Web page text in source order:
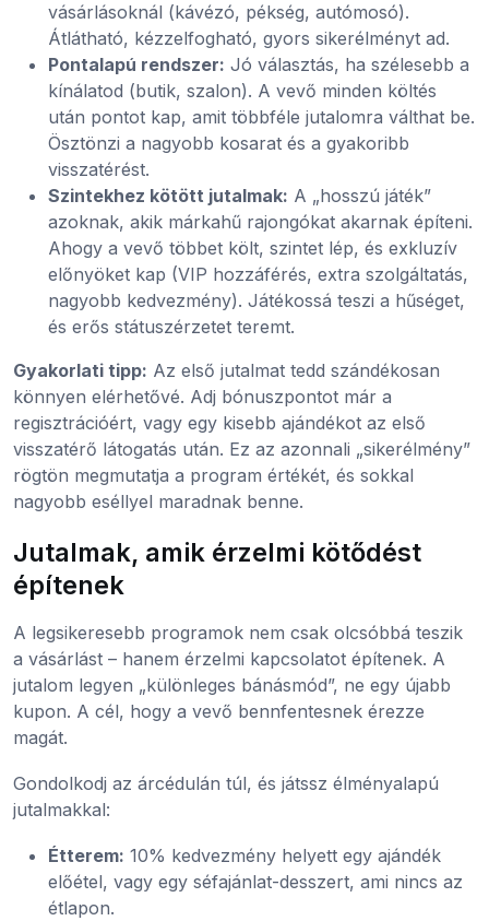
vásárlásoknál (kávézó, pékség, autómosó).
Átlátható, kézzelfogható, gyors sikerélményt ad.
Pontalapú rendszer: Jó választás, ha szélesebb a
kínálatod (butik, szalon). A vevő minden költés
után pontot kap, amit többféle jutalomra válthat be.
Ösztönzi a nagyobb kosarat és a gyakoribb
visszatérést.
Szintekhez kötött jutalmak: A „hosszú játék”
azoknak, akik márkahű rajongókat akarnak építeni.
Ahogy a vevő többet költ, szintet lép, és exkluzív
előnyöket kap (VIP hozzáférés, extra szolgáltatás,
nagyobb kedvezmény). Játékossá teszi a hűséget,
és erős státuszérzetet teremt.
Gyakorlati tipp: Az első jutalmat tedd szándékosan
könnyen elérhetővé. Adj bónuszpontot már a
regisztrációért, vagy egy kisebb ajándékot az első
visszatérő látogatás után. Ez az azonnali „sikerélmény”
rögtön megmutatja a program értékét, és sokkal
nagyobb eséllyel maradnak benne.
Jutalmak, amik érzelmi kötődést
építenek
A legsikeresebb programok nem csak olcsóbbá teszik
a vásárlást – hanem érzelmi kapcsolatot építenek. A
jutalom legyen „különleges bánásmód”, ne egy újabb
kupon. A cél, hogy a vevő bennfentesnek érezze
magát.
Gondolkodj az árcédulán túl, és játssz élményalapú
jutalmakkal:
Étterem: 10% kedvezmény helyett egy ajándék
előétel, vagy egy séfajánlat-desszert, ami nincs az
étlapon.